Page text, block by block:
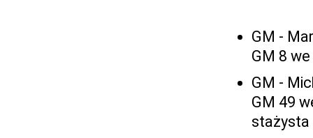
GM -
GM 8
GM -
GM 49
stażysta